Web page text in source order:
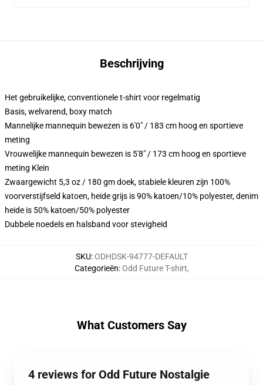
Beschrijving
Het gebruikelijke, conventionele t-shirt voor regelmatig
Basis, welvarend, boxy match
Mannelijke mannequin bewezen is 6'0" / 183 cm hoog en sportieve
meting
Vrouwelijke mannequin bewezen is 5'8" / 173 cm hoog en sportieve
meting Klein
Zwaargewicht 5,3 oz / 180 gm doek, stabiele kleuren zijn 100%
voorverstijfseld katoen, heide grijs is 90% katoen/10% polyester, denim
heide is 50% katoen/50% polyester
Dubbele noedels en halsband voor stevigheid
SKU:ODHDSK-94777-DEFAULT
Categorieën:Odd Future T-shirt,
What Customers Say
4 reviews for Odd Future Nostalgie